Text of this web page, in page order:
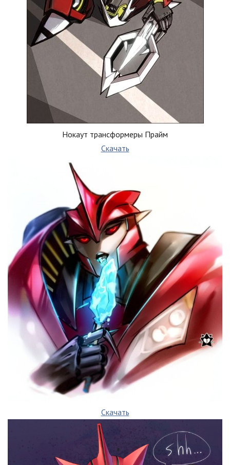
Нокаут трансформеры Прайм
Скачать
Скачать